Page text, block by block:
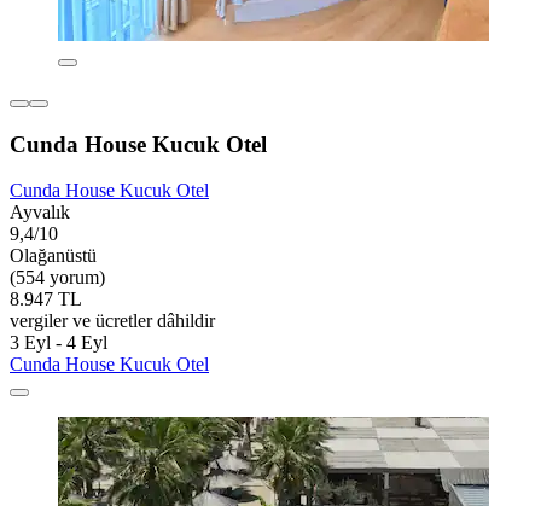
Cunda House Kucuk Otel
Cunda House Kucuk Otel
Ayvalık
9,4/10
Olağanüstü
(554 yorum)
8.947 TL
vergiler ve ücretler dâhildir
3 Eyl - 4 Eyl
Cunda House Kucuk Otel